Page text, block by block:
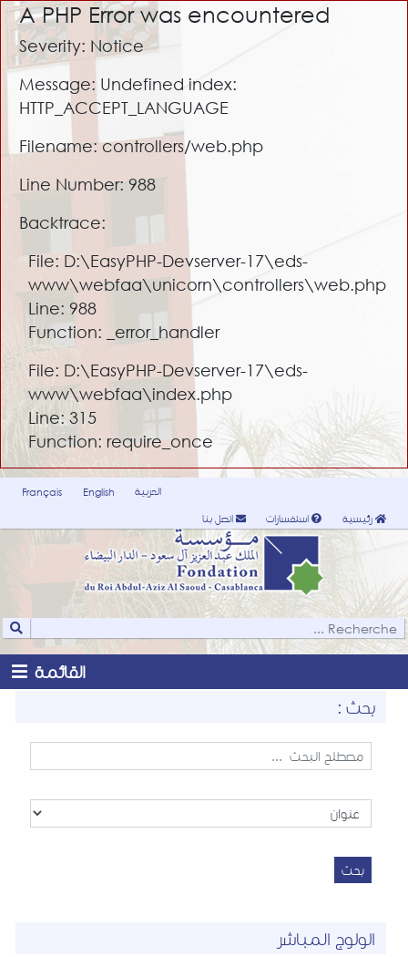
A PHP Error was encountered
Severity: Notice
Message: Undefined index:
HTTP_ACCEPT_LANGUAGE
Filename: controllers/web.php
Line Number: 988
Backtrace:
File: D:\EasyPHP-Devserver-17\eds-
www\webfaa\unicorn\controllers\web.php
Line: 988
Function: _error_handler
File: D:\EasyPHP-Devserver-17\eds-
www\webfaa\index.php
Line: 315
Function: require_once
Français English
العربية
رئيسية
استفسارات اتصل بنا
القائمة
بحث :
بحث
الولوج المباشر